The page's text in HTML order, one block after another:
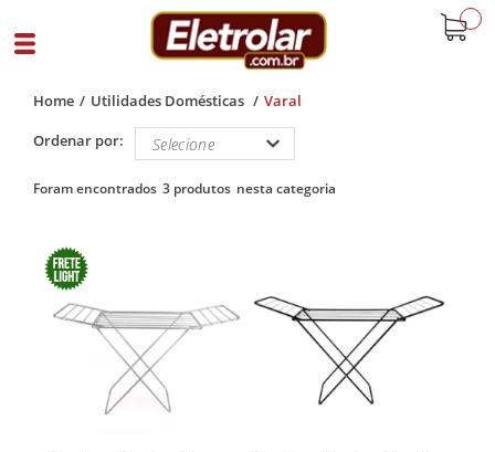
Home Utilidades Domésticas Varal
3 produtos
Ordenar por: